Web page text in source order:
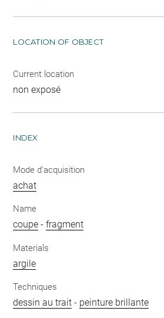
LOCATION OF OBJECT
Current location
non exposé
INDEX
Mode d'acquisition
achat
Name
coupe -fragment
Materials
argile
Techniques
dessin au trait - peinture brillante